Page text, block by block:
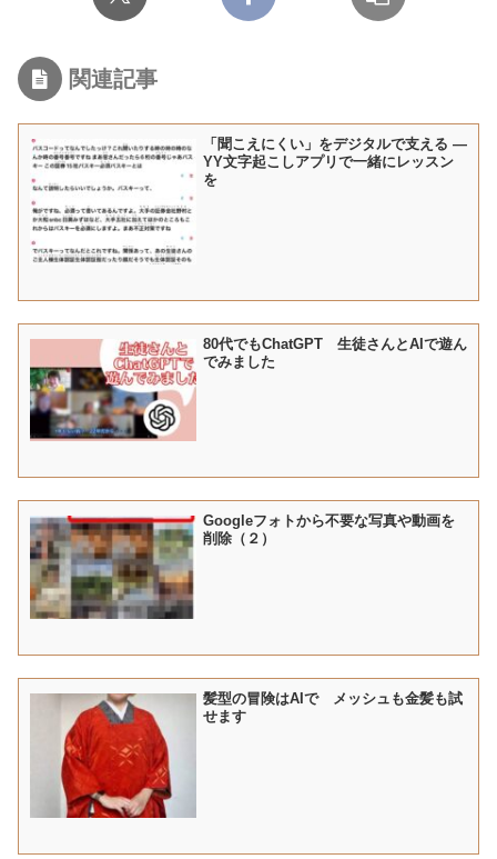
関連記事
「聞こえにくい」をデジタルで支える ―
YY文字起こしアプリで一緒にレッスン
を
80代でもChatGPT 生徒さんとAIで遊ん
でみました
Googleフォトから不要な写真や動画を
削除（２）
髪型の冒険はAIで メッシュも金髪も試
せます